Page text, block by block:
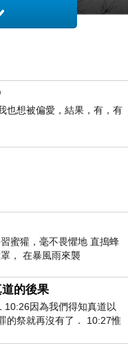
吃力， 下坡則要注意小朋
也想被偏愛，結果，有，有
蜜獾，毫不畏懼地 直搗蜂
， 在暴風雨來襲
的後果
因為我們得知真道以
的祭就再沒有了． 10:27惟
滅眾敵人的烈火